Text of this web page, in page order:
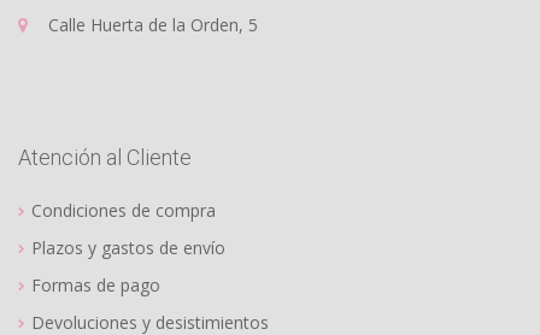
Calle Huerta de la Orden, 5
Atención al Cliente
Condiciones de compra
Plazos y gastos de envío
Formas de pago
Devoluciones y desistimientos